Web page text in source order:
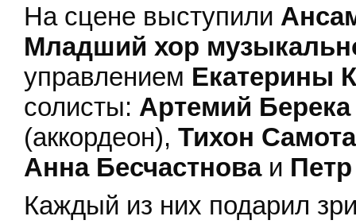
На сцене выступили
Младший хор
управлением Екатерины
солисты: Артемий Берека
(аккордеон), Тихон
Анна Бесчастноваи
Каждый из них подарил